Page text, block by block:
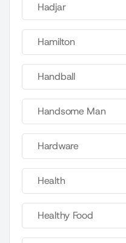
Hadjar
Hamilton
Handball
Handsome Man
Hardware
Health
Healthy Food